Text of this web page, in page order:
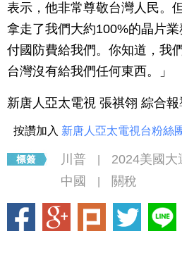
表示，他非常尊敬台灣人民。
拿走了我們大約100%的晶片
付國防費給我們。你知道，我
台灣沒有給我們任何東西。」
新唐人亞太電視 張祺翎 綜合報
按讚加入 新唐人亞太電視台粉絲
川普 2024美國大
中國 關稅